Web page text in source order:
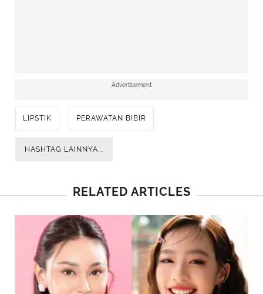
Advertisement
LIPSTIK PERAWATAN BIBIR
HASHTAG LAINNYA...
RELATED ARTICLES